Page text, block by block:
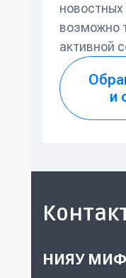
возможно
активной
и
НИЯУ